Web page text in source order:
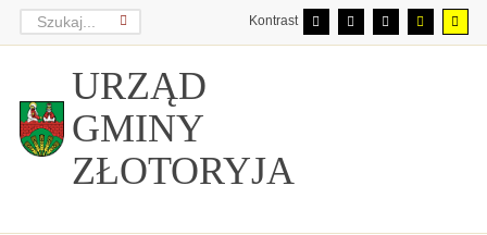
Kontrast
URZĄD
GMINY
ZŁOTORYJA